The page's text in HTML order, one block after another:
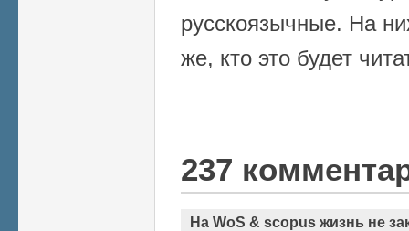
русскоязычные. На
же, кто это будет
237
На WoS & scopus жизнь не